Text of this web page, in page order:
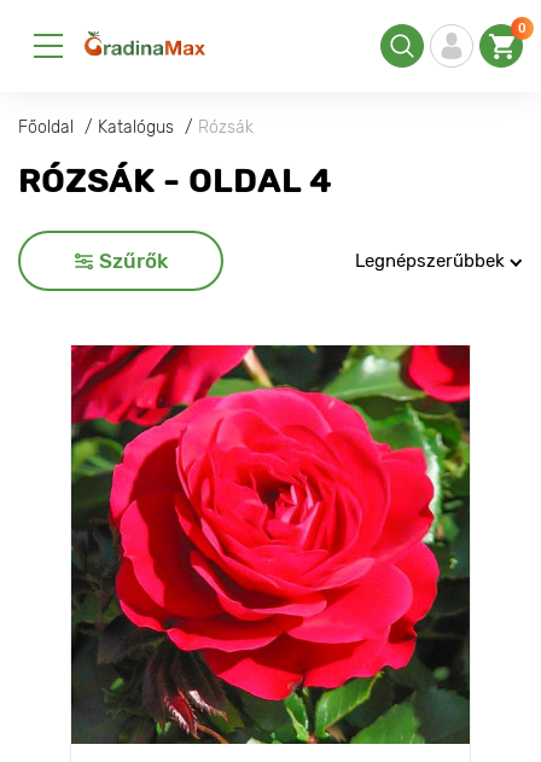
0
Főoldal Katalógus Rózsák
RÓZSÁK - OLDAL 4
Szűrők Legnépszerűbbek